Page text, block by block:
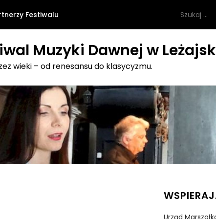
Festiwalu
Muzyki Dawnej w
wieki – od renesansu do klasycyzmu.